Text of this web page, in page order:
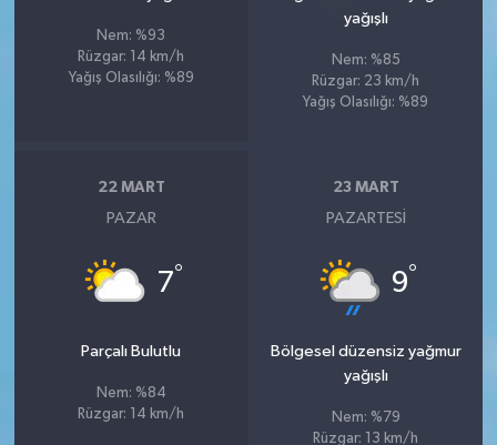
Nem: %93
Rüzgar: 14 km/h
Yağış Olasılığı: %89
yağışlı
Nem: %85
Rüzgar: 23 km/h
Yağış Olasılığı: %89
22 MART
PAZAR
7°
Parçalı Bulutlu
Nem: %84
Rüzgar: 14 km/h
23 MART
PAZARTESI
9°
Bölgesel düzensiz yağmur
yağışlı
Nem: %79
Rüzgar: 13 km/h